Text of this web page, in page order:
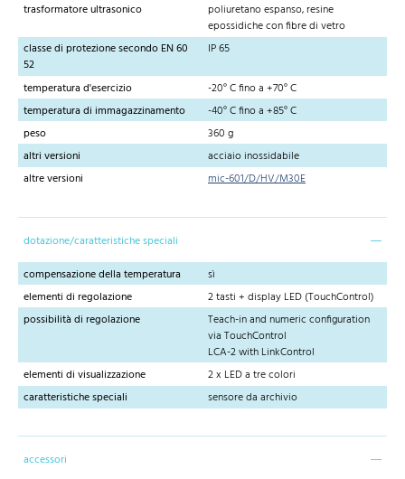
trasformatore ultrasonico
poliuretano espanso, resine
epossidiche con fibre di vetro
classe di protezione secondo EN 60
52
IP 65
temperatura d'esercizio
-20° C fino a +70° C
temperatura di immagazzinamento
-40° C fino a +85° C
peso
360 g
altri versioni
acciaio inossidabile
altre versioni
mic-601/D/HV/M30E
dotazione/caratteristiche speciali
compensazione della temperatura
sì
elementi di regolazione
2 tasti + display LED (TouchControl)
possibilità di regolazione
Teach-in and numeric configuration
via TouchControl
LCA-2 with LinkControl
elementi di visualizzazione
2 x LED a tre colori
caratteristiche speciali
sensore da archivio
accessori